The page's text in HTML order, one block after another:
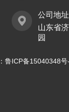
公司地址
山东省
园
鲁ICP备15040348号